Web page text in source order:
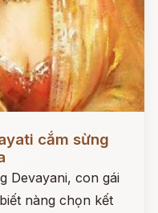
cắm sừng
Devayani, con gái
nàng chọn kết